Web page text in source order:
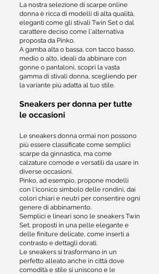
La nostra selezione di scarpe online
donna è ricca di modelli di alta qualità,
eleganti come gli stivali Twin Set o dal
carattere deciso come l'alternativa
proposta da Pinko.
A gamba alta o bassa, con tacco basso,
medio o alto, ideali da abbinare con
gonne o pantaloni, scopri la vasta
gamma di stivali donna, scegliendo per
la variante più adatta al tuo stile.
Sneakers per donna per tutte
le occasioni
Le sneakers donna ormai non possono
più essere classificate come semplici
scarpe da ginnastica, ma come
calzature comode e versatili da usare in
diverse occasioni.
Pinko, ad esempio, propone modelli
con l'iconico simbolo delle rondini, dai
colori chiari e neutri per consentire ogni
genere di abbinamento.
Semplici e lineari sono le sneakers Twin
Set, proposti in una pelle elegante e
delle finiture delicate, come inserti a
contrasto e dettagli dorati.
Le sneakers si trasformano in un
perfetto alleato anche in città dove
comodità e stile si uniscono e le